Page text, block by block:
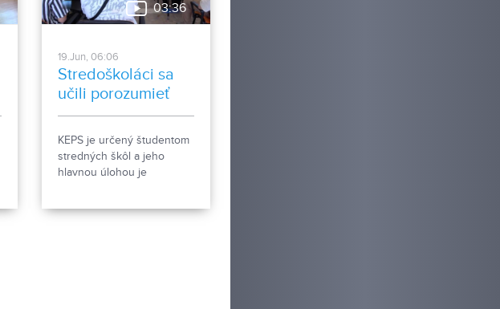
03:36
19.Jun, 06:06
Stredoškoláci sa
učili porozumieť
ekonomickým
princípom
KEPS je určený študentom
stredných škôl a jeho
hlavnou úlohou je